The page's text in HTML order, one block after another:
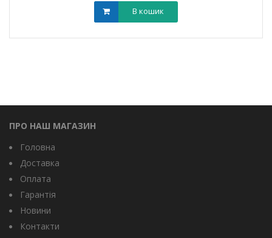
В кошик
ПРО НАШ МАГАЗИН
Головна
Доставка
Оплата
Гарантія
Новини
Контакти